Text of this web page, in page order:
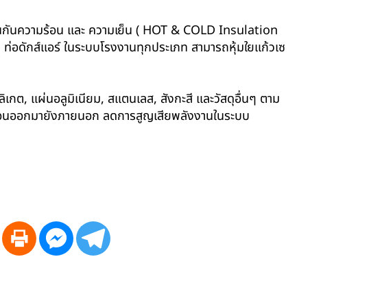
นความร้อน และ ความเย็น ( HOT & COLD Insulation
กส์แอร์ ในระบบโรงงานทุกประเภท สามารถหุ้มใยแก้วเซ
ต, แผ่นอลูมิเนียม, สแตนเลส, สังกะสี และวัสดุอื่นๆ ตาม
ออกมายังภายนอก ลดการสูญเสียพลังงานในระบบ